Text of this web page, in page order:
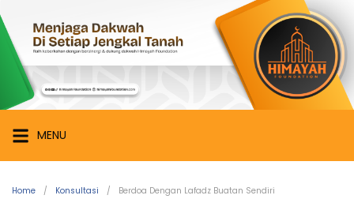
to
content
Himayah
Foundation
Menjaga
Dakwah
di
Setiap
Jengkal
MENU
Home Konsultasi Berdoa Dengan Lafadz Buatan Sendiri